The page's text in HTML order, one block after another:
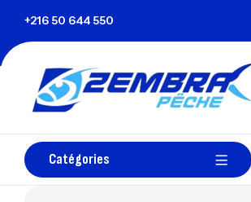
+216 50 644 550
zembrapechetunisie@gmail.com
Catégories